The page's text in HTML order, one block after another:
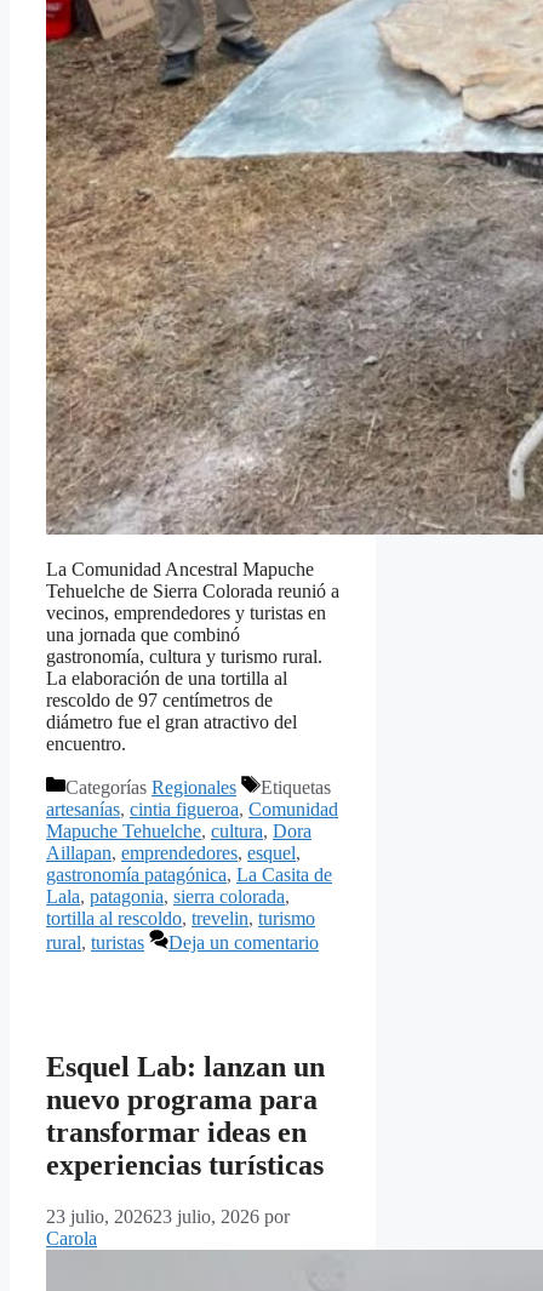
La Comunidad Ancestral Mapuche
Tehuelche de Sierra Colorada reunió a
vecinos, emprendedores y turistas en
una jornada que combinó
gastronomía, cultura y turismo rural.
La elaboración de una tortilla al
rescoldo de 97 centímetros de
diámetro fue el gran atractivo del
encuentro.
Categorías Regionales
Etiquetas
artesanías, cintia figueroa, Comunidad
Mapuche Tehuelche, cultura, Dora
Aillapan, emprendedores, esquel,
gastronomía patagónica, La Casita de
Lala, patagonia, sierra colorada,
tortilla al rescoldo, trevelin, turismo
rural, turistas Deja un comentario
Esquel Lab: lanzan un
nuevo programa para
transformar ideas en
experiencias turísticas
23 julio, 202623 julio, 2026 por
Carola